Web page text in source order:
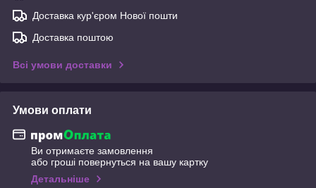
Доставка кур'єром Нової пошти
Доставка поштою
Всі умови доставки
Умови оплати
Ви отримаєте замовлення
або гроші повернуться на вашу картку
Детальніше